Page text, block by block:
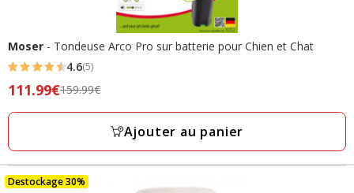
Moser - Tondeuse Arco Pro sur batterie pour Chien et Chat
4.6
étoiles
avec
avis
4.6(5)
Prix
précédent
prix
final
111.99€
111.99€159.99€
Ajouter au panier
Destockage 30%